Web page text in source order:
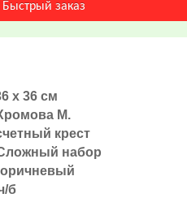
х 36 см
М.
крест
набор